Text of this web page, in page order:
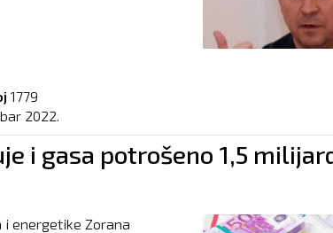
1779
2022.
i gasa potrošeno 1,5
energetike Zorana